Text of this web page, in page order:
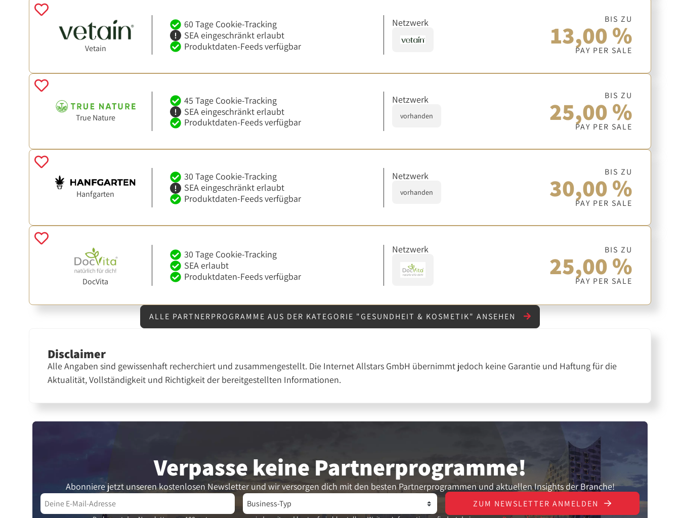
Vetain
60 Tage Cookie-Tracking
SEA eingeschränkt erlaubt
Produktdaten-Feeds verfügbar
Netzwerk BIS ZU
13,00 %
PAY PER SALE
True Nature
45 Tage Cookie-Tracking
SEA eingeschränkt erlaubt
Produktdaten-Feeds verfügbar
Netzwerk
vorhanden
BIS ZU
25,00 %
PAY PER SALE
Hanfgarten
30 Tage Cookie-Tracking
SEA eingeschränkt erlaubt
Produktdaten-Feeds verfügbar
Netzwerk
vorhanden
BIS ZU
30,00 %
PAY PER SALE
DocVita
30 Tage Cookie-Tracking
SEA erlaubt
Produktdaten-Feeds verfügbar
Netzwerk BIS ZU
25,00 %
PAY PER SALE
ALLE PARTNERPROGRAMME AUS DER KATEGORIE "GESUNDHEIT & KOSMETIK" ANSEHEN
Disclaimer
Alle Angaben sind gewissenhaft recherchiert und zusammengestellt. Die Internet Allstars GmbH übernimmt jedoch keine Garantie und Haftung für die
Aktualität, Vollständigkeit und Richtigkeit der bereitgestellten Informationen.
Verpasse keine Partner­programme!
Abonniere jetzt unseren kostenlosen Newsletter und wir versorgen dich mit den besten Partnerprogrammen und aktuellen Insights der Branche!
ZUM NEWSLETTER ANMELDEN